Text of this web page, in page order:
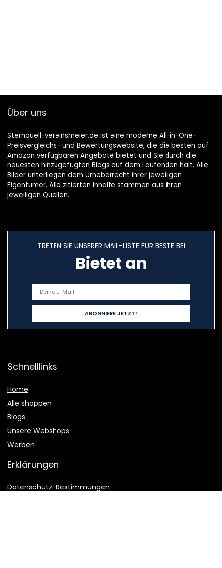
Über uns
Sternquell-vereinsmeier.de ist eine moderne All-in-One-
Preisvergleichs- und Bewertungswebsite, die die besten auf
Amazon verfügbaren Angebote bietet und Sie durch die
neuesten hinzugefügten Blogs auf dem Laufenden hält. Alle
Bilder unterliegen dem Urheberrecht ihrer jeweiligen
Eigentümer. Alle zitierten Inhalte stammen aus ihren
jeweiligen Quellen.
TRETEN SIE UNSERER MAIL-LISTE FÜR BESTE BEI
Bietet an
Schnelllinks
Home
Alle shoppen
Blogs
Unsere Webshops
Werben
Erklärungen
Datenschutz-Bestimmungen